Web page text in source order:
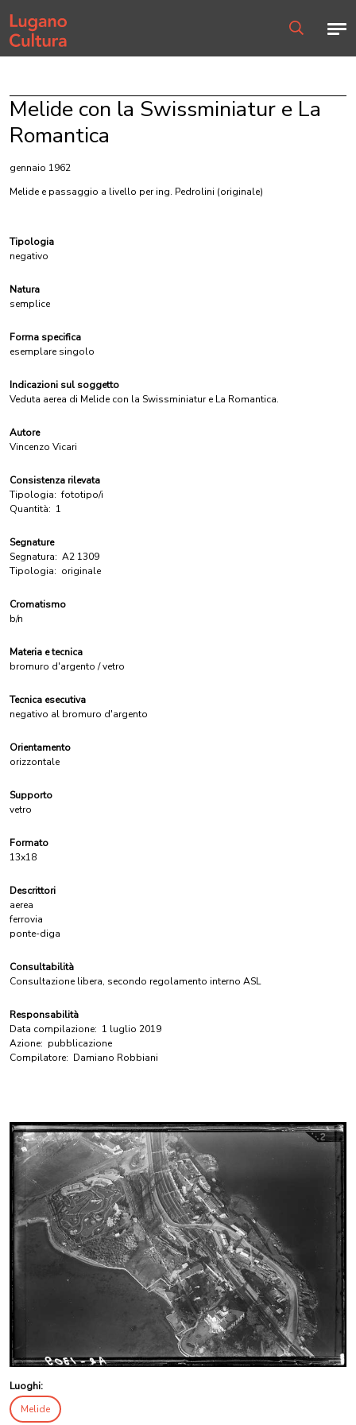
Home page
Melide con la Swissminiatur e La
Romantica
gennaio 1962
Melide e passaggio a livello per ing. Pedrolini (originale)
Tipologia
negativo
Natura
semplice
Forma specifica
esemplare singolo
Indicazioni sul soggetto
Veduta aerea di Melide con la Swissminiatur e La Romantica.
Autore
Vincenzo Vicari
Consistenza rilevata
Tipologia: fototipo/i
Quantità: 1
Segnature
Segnatura: A2 1309
Tipologia: originale
Cromatismo
b/n
Materia e tecnica
bromuro d'argento / vetro
Tecnica esecutiva
negativo al bromuro d'argento
Orientamento
orizzontale
Supporto
vetro
Formato
13x18
Descrittori
aerea
ferrovia
ponte-diga
Consultabilità
Consultazione libera, secondo regolamento interno ASL
Responsabilità
Data compilazione: 1 luglio 2019
Azione: pubblicazione
Compilatore: Damiano Robbiani
Luoghi:
Melide